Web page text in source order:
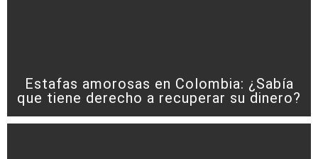
Estafas amorosas en Colombia: ¿Sabía
que tiene derecho a recuperar su dinero?